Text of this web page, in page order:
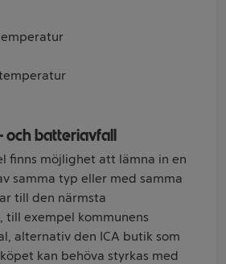
och batteriavfall
finns möjlighet att lämna in en
samma typ eller med samma
till den närmsta
till exempel kommunens
alternativ den ICA butik som
kan behöva styrkas med